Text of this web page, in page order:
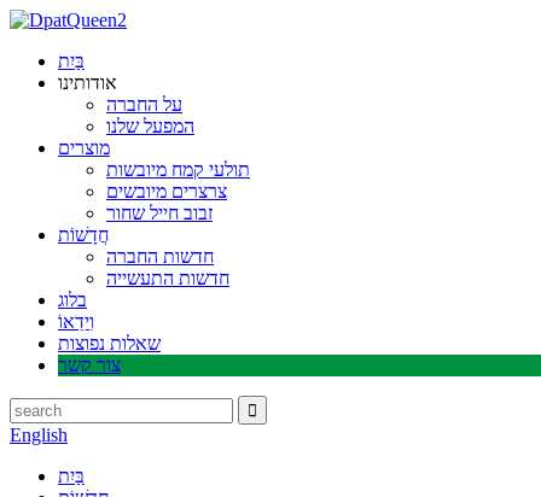
בַּיִת
אודותינו
על החברה
המפעל שלנו
מוצרים
תולעי קמח מיובשות
צרצרים מיובשים
זבוב חייל שחור
חֲדָשׁוֹת
חדשות החברה
חדשות התעשייה
בלוג
וִידֵאוֹ
שאלות נפוצות
צור קשר
English
בַּיִת